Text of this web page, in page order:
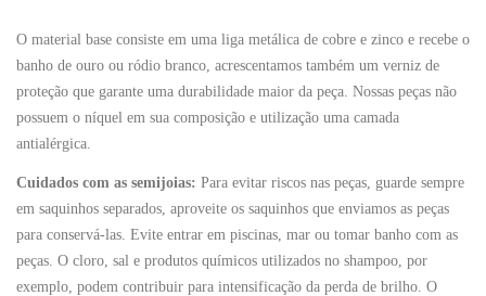
O material base consiste em uma liga metálica de cobre e zinco e recebe o
banho de ouro ou ródio branco, acrescentamos também um verniz de
proteção que garante uma durabilidade maior da peça. Nossas peças não
possuem o níquel em sua composição e utilização uma camada
antialérgica.
Cuidados com as semijoias: Para evitar riscos nas peças, guarde sempre
em saquinhos separados, aproveite os saquinhos que enviamos as peças
para conservá-las. Evite entrar em piscinas, mar ou tomar banho com as
peças. O cloro, sal e produtos químicos utilizados no shampoo, por
exemplo, podem contribuir para intensificação da perda de brilho. O